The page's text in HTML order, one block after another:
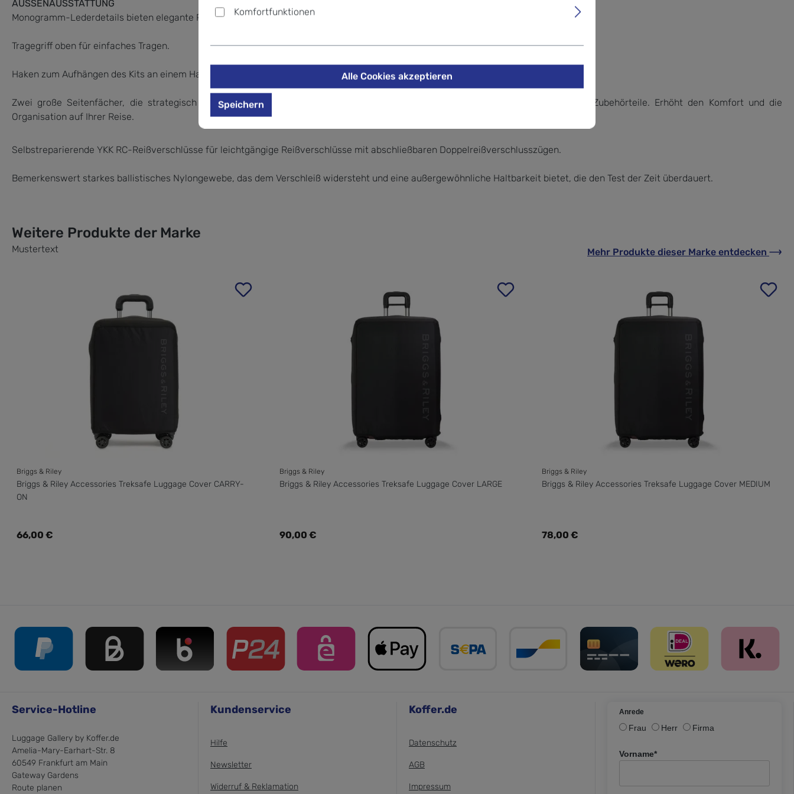
AUSSENAUSSTATTUNG
Monogramm-Lederdetails bieten elegante Personalisierung und sofortige Produktidentifikation.
Tragegriff oben für einfaches Tragen.
Haken zum Aufhängen des Kits an einem Handtuch oder einer Duschstange für bequemen Zugriff auf Ihre Toilettenartikel.
Zwei große Seitenfächer, die strategisch platziert sind, um den Platz optimal zu nutzen, ideal für die Aufbewahrung kleinerer Zubehörteile. Erhöht den Komfort und die
Organisation auf Ihrer Reise.
Selbstreparierende YKK RC-Reißverschlüsse für leichtgängige Reißverschlüsse mit abschließbaren Doppelreißverschlusszügen.
Bemerkenswert starkes ballistisches Nylongewebe, das dem Verschleiß widersteht und eine außergewöhnliche Haltbarkeit bietet, die den Test der Zeit überdauert.
Weitere Produkte der Marke
Mustertext Mehr Produkte dieser Marke entdecken
Briggs & Riley
Briggs & Riley Accessories Treksafe Luggage Cover CARRY-
ON
Regulärer Preis:
66,00 €
Briggs & Riley
Briggs & Riley Accessories Treksafe Luggage Cover LARGE
Regulärer Preis:
90,00 €
Briggs & Riley
Briggs & Riley Accessories Treksafe Luggage Cover MEDIUM
Regulärer Preis:
78,00 €
Service-Hotline
Luggage Gallery by Koffer.de
Amelia-Mary-Earhart-Str. 8
60549 Frankfurt am Main
Gateway Gardens
Route planen
Kundenservice
Hilfe
Newsletter
Widerruf & Reklamation
Koffer.de
Datenschutz
AGB
Impressum
Anrede
Frau Herr Firma
Vorname*
Komfortfunktionen
Alle Cookies akzeptieren
Speichern